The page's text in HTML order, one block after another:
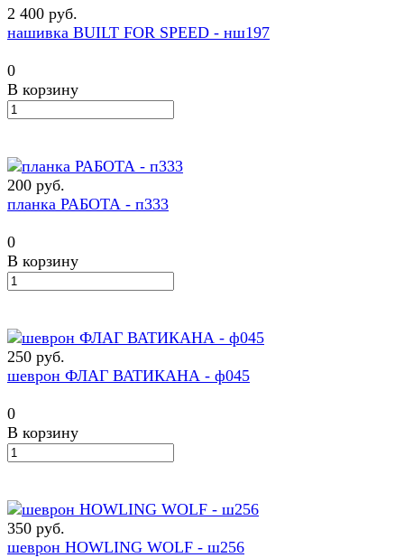
2 400 руб.
нашивка BUILT FOR SPEED - нш197
0
В корзину
200 руб.
планка РАБОТА - п333
0
В корзину
250 руб.
шеврон ФЛАГ ВАТИКАНА - ф045
0
В корзину
350 руб.
шеврон HOWLING WOLF - ш256